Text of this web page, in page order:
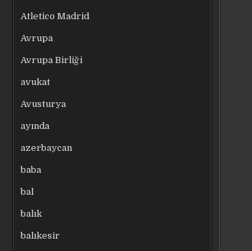
Atletico Madrid
Avrupa
Avrupa Birliği
avukat
Avusturya
ayında
azerbaycan
baba
bal
balık
balıkesir